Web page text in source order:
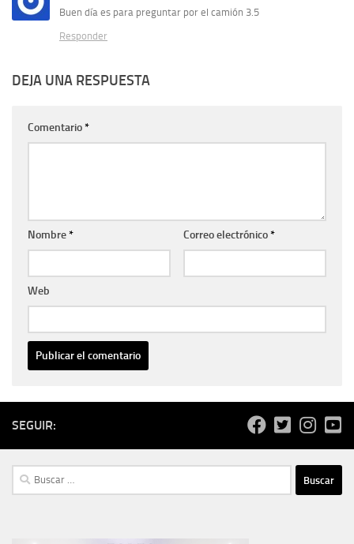
Buen día es para preguntar por el camión 3.5
Responder
DEJA UNA RESPUESTA
Comentario*
Nombre* Correo electrónico*
Web
SEGUIR:
Buscar: